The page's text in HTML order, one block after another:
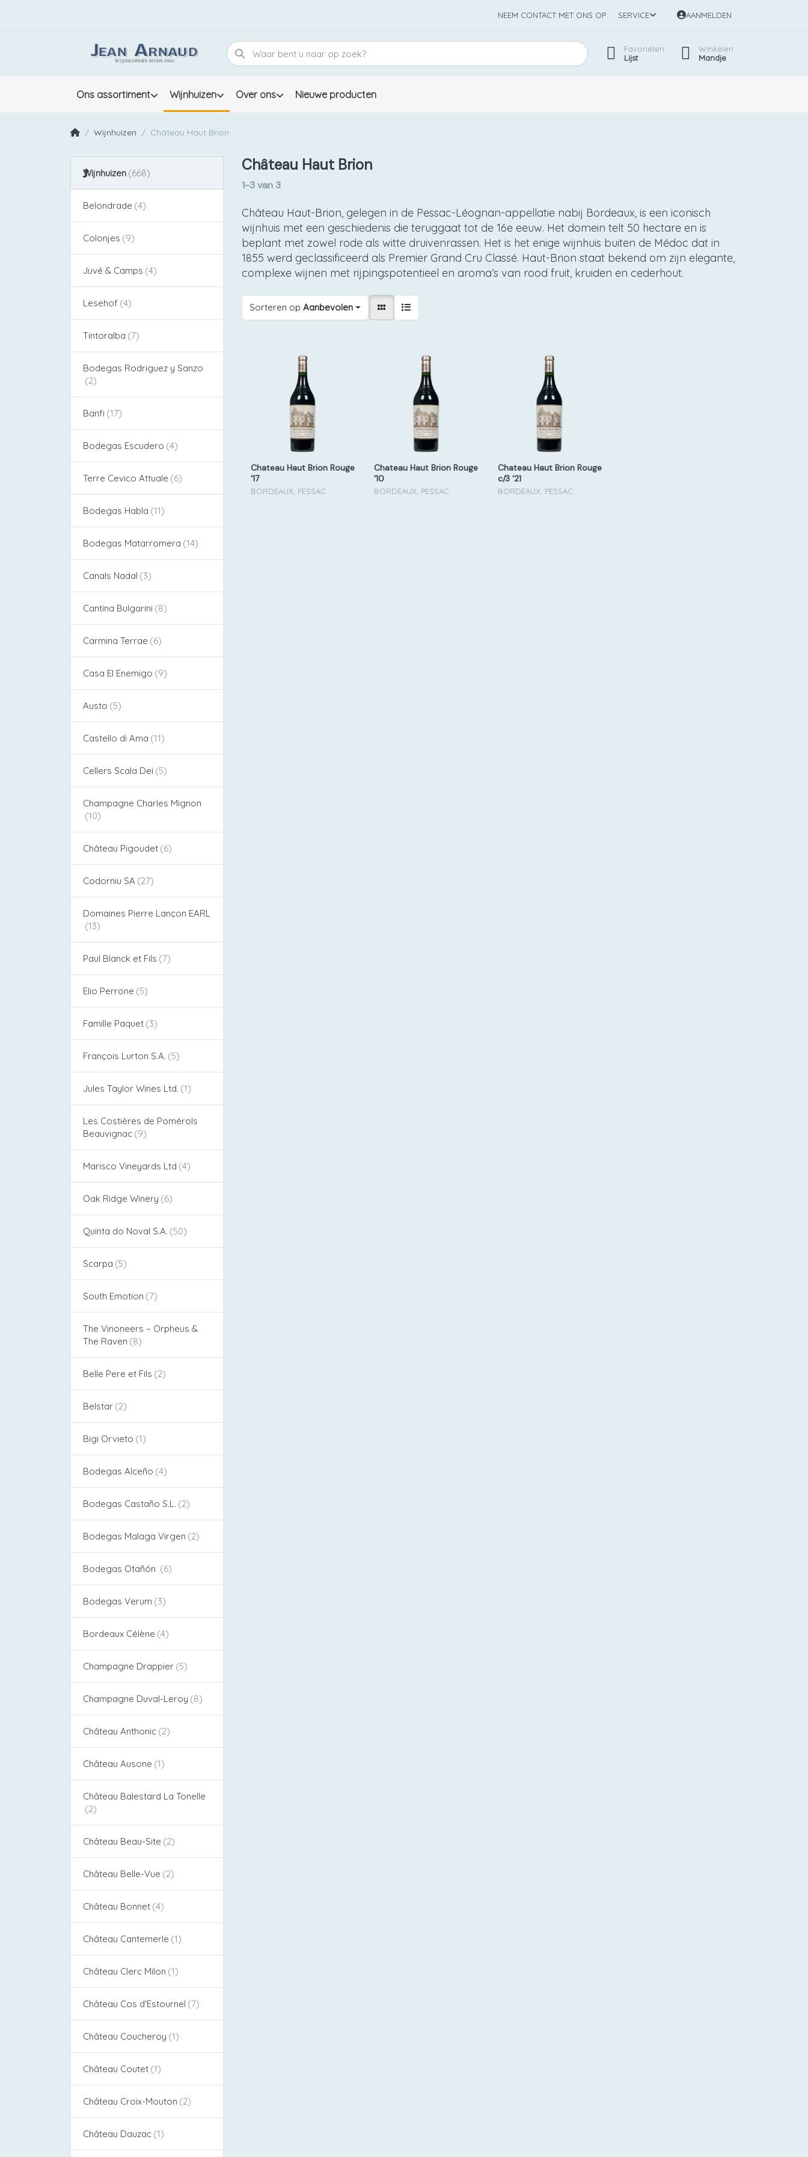
NEEM CONTACT MET ONS OP SERVICE AANMELDEN
Favorieten
Lijst
Winkelen
Mandje
Ons assortiment Wijnhuizen Over ons Nieuwe producten
Wijnhuizen Château Haut Brion
Wijnhuizen
Belondrade
Colonjes
Juvé & Camps
Lesehof
Tintoralba
Bodegas Rodriguez y Sanzo
Banfi
Bodegas Escudero
Terre Cevico Attuale
Bodegas Habla
Bodegas Matarromera
Canals Nadal
Cantina Bulgarini
Carmina Terrae
Casa El Enemigo
Austo
Castello di Ama
Cellers Scala Dei
Champagne Charles Mignon
Château Pigoudet​
Codorniu SA
Domaines Pierre Lançon EARL
Paul Blanck et Fils
Elio Perrone
Famille Paquet
François Lurton S.A.
Jules Taylor Wines Ltd.
Les Costières de Pomérols
Beauvignac
Marisco Vineyards Ltd
Oak Ridge Winery
Quinta do Noval S.A.
Scarpa
South Emotion
The Vinoneers – Orpheus &
The Raven
Belle Pere et Fils
Belstar
Bigi Orvieto
Bodegas Alceño​
Bodegas Castaño S.L.
Bodegas Malaga Virgen
Bodegas Otañón
Bodegas Verum
Bordeaux Célène
Champagne Drappier
Champagne Duval-Leroy
Château Anthonic
Château Ausone
Château Balestard La Tonelle
Château Beau-Site
Château Belle-Vue
Château Bonnet
Château Cantemerle
Château Clerc Milon
Château Cos d'Estournel​
Château Coucheroy
Château Coutet
Château Croix-Mouton
Château Dauzac
Château Haut Brion
1-3van 3
Château Haut-Brion, gelegen in de Pessac-Léognan-appellatie nabij Bordeaux, is een iconisch
wijnhuis met een geschiedenis die teruggaat tot de 16e eeuw. Het domein telt 50 hectare en is
beplant met zowel rode als witte druivenrassen. Het is het enige wijnhuis buiten de Médoc dat in
1855 werd geclassificeerd als Premier Grand Cru Classé. Haut-Brion staat bekend om zijn elegante,
complexe wijnen met rijpingspotentieel en aroma’s van rood fruit, kruiden en cederhout.
Sorteren op Aanbevolen
Chateau Haut Brion Rouge
'17
BORDEAUX, PESSAC
Chateau Haut Brion Rouge
'10
BORDEAUX, PESSAC
Chateau Haut Brion Rouge
c/3 '21
BORDEAUX, PESSAC